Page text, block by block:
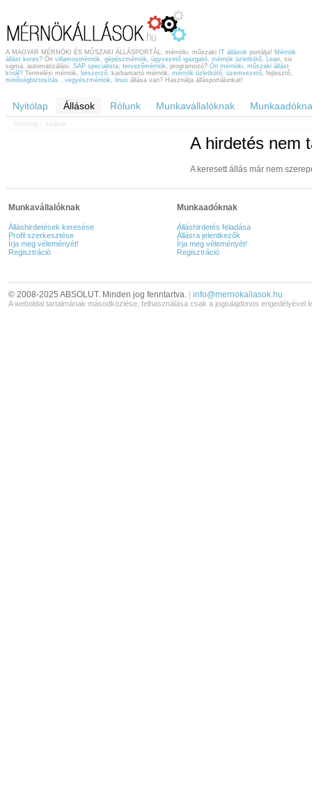
A MAGYAR MÉRNÖKI ÉS MŰSZAKI ÁLLÁSPORTÁL: mérnöki, műszaki IT állások portálja! Mérnök
állást keres? Ön villamosmérnök, gépészmérnök, ügyvezető igazgató, mérnök üzletkötő, Lean, six
sigma, automatizálási, SAP specialista, tervezőmérnök, programozó? Ön mérnöki, műszaki állást
kínál? Termelési mérnök, beszerző, karbantartó mérnök, mérnök üzletkötő, üzemvezető, fejlesztő,
minőségbiztosítás , vegyészmérnök, linux állása van? Használja állásportálunkat!
Nyitólap Állások Rólunk Munkavállalóknak
Nyitólap > Állások
A hirdetés nem
A keresett állás már nem
Munkavállalóknak
Álláshirdetések keresése
Profil szerkesztése
Írja meg véleményét!
Regisztráció
Munkaadóknak
Álláshirdetés feladása
Állásra jelentkezők
Írja meg véleményét!
Regisztráció
© 2008-2025 ABSOLUT. Minden jog fenntartva. info@mernokallasok.hu
A weboldal tartalmának másodközlése, felhasználása csak a jogtulajdonos engedélyével